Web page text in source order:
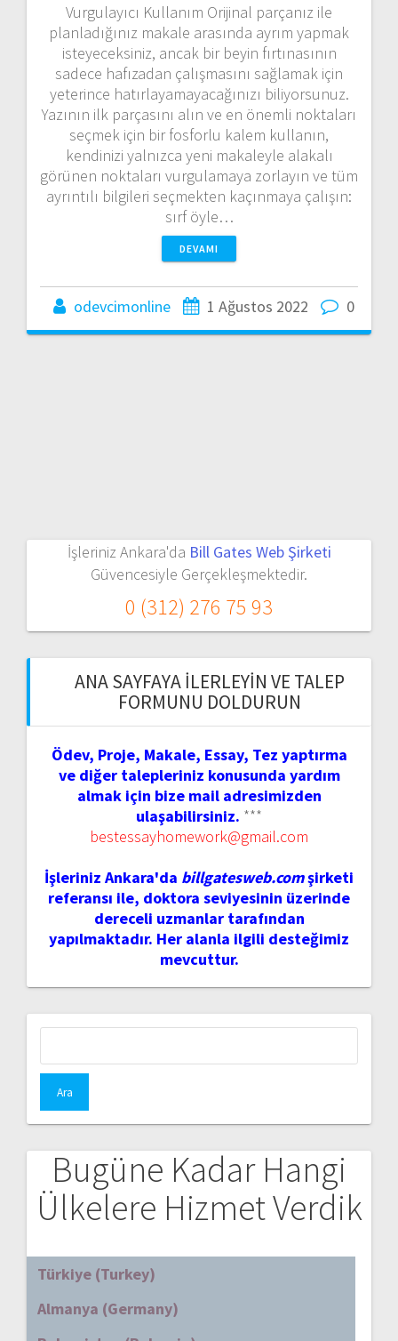
Vurgulayıcı Kullanım Orijinal parçanız ile
planladığınız makale arasında ayrım yapmak
isteyeceksiniz, ancak bir beyin fırtınasının
sadece hafızadan çalışmasını sağlamak için
yeterince hatırlayamayacağınızı biliyorsunuz.
Yazının ilk parçasını alın ve en önemli noktaları
seçmek için bir fosforlu kalem kullanın,
kendinizi yalnızca yeni makaleyle alakalı
görünen noktaları vurgulamaya zorlayın ve tüm
ayrıntılı bilgileri seçmekten kaçınmaya çalışın:
sırf öyle…
DEVAMI
odevcimonline 1 Ağustos 2022 0
İşleriniz Ankara'da Bill Gates Web Şirketi
Güvencesiyle Gerçekleşmektedir.
0 (312) 276 75 93
ANA SAYFAYA İLERLEYIN VE TALEP
FORMUNU DOLDURUN
Ödev, Proje, Makale, Essay, Tez yaptırma
ve diğer talepleriniz konusunda yardım
almak için bize mail adresimizden
ulaşabilirsiniz. ***
bestessayhomework@gmail.com
İşleriniz Ankara'da billgatesweb.comşirketi
referansı ile, doktora seviyesinin üzerinde
dereceli uzmanlar tarafından
yapılmaktadır. Her alanla ilgili desteğimiz
mevcuttur.
Bugüne Kadar Hangi
Ülkelere Hizmet Verdik
Türkiye (Turkey)
Almanya (Germany)